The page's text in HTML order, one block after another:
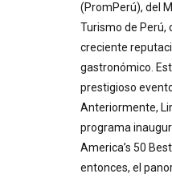
(PromPerú), del
Turismo de Perú,
creciente
gastronómico.
prestigioso
Anteriormente,
programa
America’s 50
entonces, el